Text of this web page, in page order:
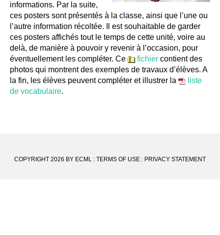
informations. Par la suite,
ces posters sont présentés à la classe, ainsi que l’une ou
l’autre information récoltée. Il est souhaitable de garder
ces posters affichés tout le temps de cette unité, voire au
delà, de manière à pouvoir y revenir à l’occasion, pour
éventuellement les compléter. Ce
fichier contient des
photos qui montrent des exemples de travaux d’élèves. A
la fin, les élèves peuvent compléter et illustrer la
liste
de vocabulaire.
COPYRIGHT 2026 BY ECML : TERMS OF USE : PRIVACY STATEMENT